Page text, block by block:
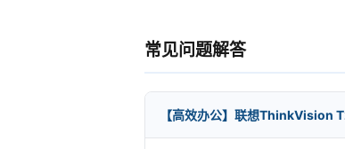
常见问题解答
【高效办公】联想ThinkVision